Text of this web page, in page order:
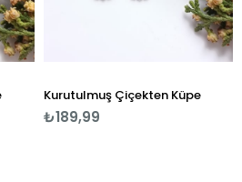
Kurutulmuş Çiçekten Küpe
₺189,99